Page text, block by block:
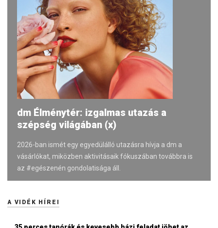
dm Élménytér: izgalmas utazás a
szépség világában (x)
2026-ban ismét egy egyedülálló utazásra hívja a dm a
vásárlókat, miközben aktivitásaik fókuszában továbbra is
az #egészenén gondolatisága áll.
A VIDÉK HÍREI